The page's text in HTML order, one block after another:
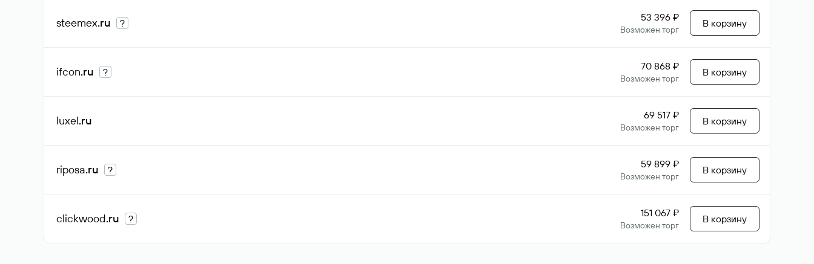
steemex.ru ? 53 396 ₽
Возможен торг
В корзину
ifcon.ru ? 70 868 ₽
Возможен торг
В корзину
luxel.ru 69 517 ₽
Возможен торг
В корзину
riposa.ru ? 59 899 ₽
Возможен торг
В корзину
clickwood.ru ? 151 067 ₽
Возможен торг
В корзину